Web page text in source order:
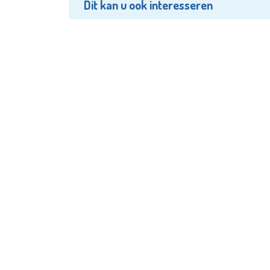
Dit kan u ook interesseren